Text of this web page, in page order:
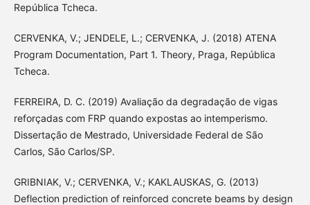
República Tcheca.
CERVENKA, V.; JENDELE, L.; CERVENKA, J. (2018) ATENA
Program Documentation, Part 1. Theory, Praga, República
Tcheca.
FERREIRA, D. C. (2019) Avaliação da degradação de vigas
reforçadas com FRP quando expostas ao intemperismo.
Dissertação de Mestrado, Universidade Federal de São
Carlos, São Carlos/SP.
GRIBNIAK, V.; CERVENKA, V.; KAKLAUSKAS, G. (2013)
Deflection prediction of reinforced concrete beams by design